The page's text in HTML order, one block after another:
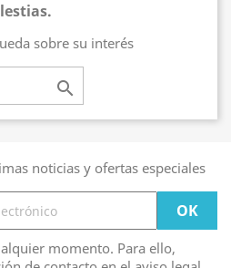
sobre su interés

noticias y ofertas especiales
momento. Para ello,